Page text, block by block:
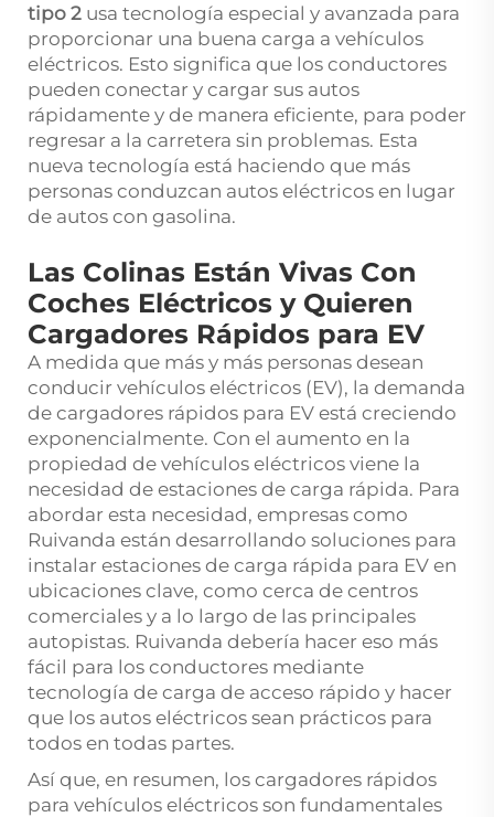
tipo 2 usa tecnología especial y avanzada para
proporcionar una buena carga a vehículos
eléctricos. Esto significa que los conductores
pueden conectar y cargar sus autos
rápidamente y de manera eficiente, para poder
regresar a la carretera sin problemas. Esta
nueva tecnología está haciendo que más
personas conduzcan autos eléctricos en lugar
de autos con gasolina.
Las Colinas Están Vivas Con
Coches Eléctricos y Quieren
Cargadores Rápidos para EV
A medida que más y más personas desean
conducir vehículos eléctricos (EV), la demanda
de cargadores rápidos para EV está creciendo
exponencialmente. Con el aumento en la
propiedad de vehículos eléctricos viene la
necesidad de estaciones de carga rápida. Para
abordar esta necesidad, empresas como
Ruivanda están desarrollando soluciones para
instalar estaciones de carga rápida para EV en
ubicaciones clave, como cerca de centros
comerciales y a lo largo de las principales
autopistas. Ruivanda debería hacer eso más
fácil para los conductores mediante
tecnología de carga de acceso rápido y hacer
que los autos eléctricos sean prácticos para
todos en todas partes.
Así que, en resumen, los cargadores rápidos
para vehículos eléctricos son fundamentales